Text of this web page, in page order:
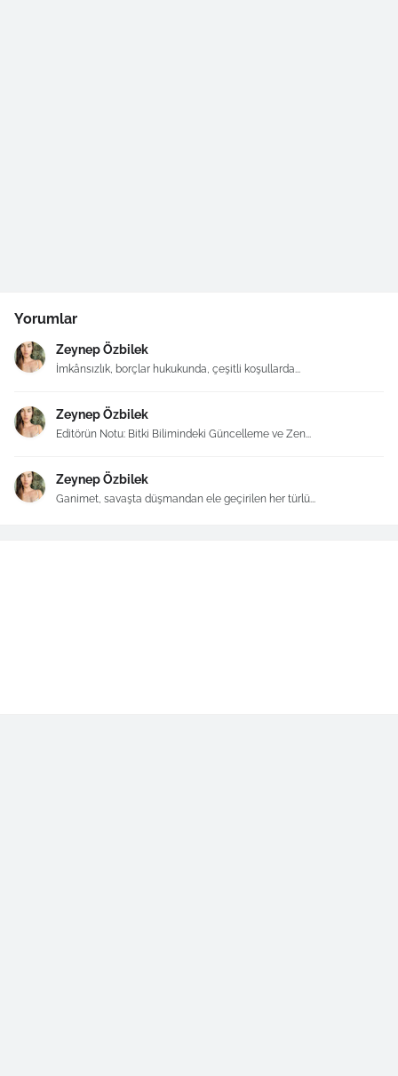
Yorumlar
Zeynep Özbilek
İmkânsızlık, borçlar hukukunda, çeşitli koşullarda...
Zeynep Özbilek
Editörün Notu: Bitki Bilimindeki Güncelleme ve Zen...
Zeynep Özbilek
Ganimet, savaşta düşmandan ele geçirilen her türlü...